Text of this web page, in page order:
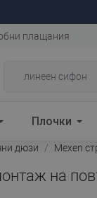
плащания
Плочки
дюзи Mexen
на